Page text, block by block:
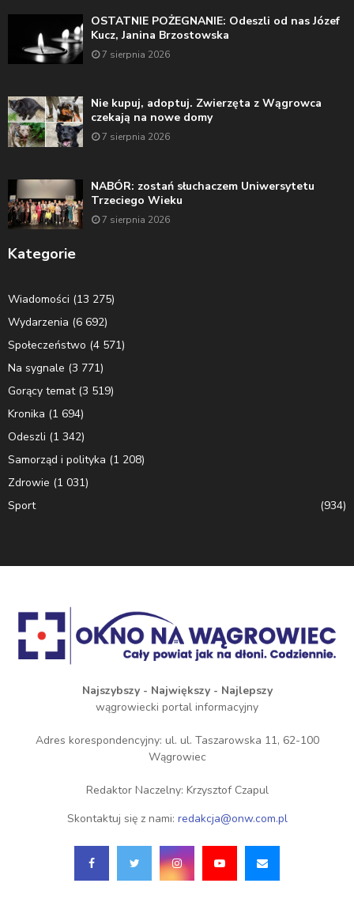
OSTATNIE POŻEGNANIE: Odeszli od nas Józef
Kucz, Janina Brzostowska
7 sierpnia 2026
Nie kupuj, adoptuj. Zwierzęta z Wągrowca
czekają na nowe domy
7 sierpnia 2026
NABÓR: zostań słuchaczem Uniwersytetu
Trzeciego Wieku
7 sierpnia 2026
Kategorie
Wiadomości (13 275)
Wydarzenia (6 692)
Społeczeństwo (4 571)
Na sygnale (3 771)
Gorący temat(3 519)
Kronika (1 694)
Odeszli (1 342)
Samorząd i polityka (1 208)
Zdrowie (1 031)
Sport
(934)
Najszybszy - Największy - Najlepszy
wągrowiecki portal informacyjny
Adres korespondencyjny: ul. ul. Taszarowska 11, 62-100
Wągrowiec
Redaktor Naczelny: Krzysztof Czapul
Skontaktuj się z nami: redakcja@onw.com.pl